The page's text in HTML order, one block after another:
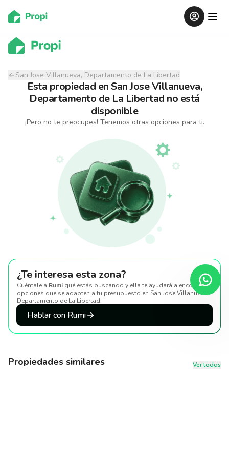
San Jose Villanueva, Departamento de La Libertad
Esta propiedad enSan Jose Villanueva,
Departamento de La Libertad no está
disponible
¡Pero no te preocupes! Tenemos otras opciones para ti.
¿Te interesa esta zona?
Cuéntale a Rumi qué estás buscando y ella te ayudará a encontrar
opciones que se adapten a tu presupuesto en San Jose Villanueva,
Departamento de La Libertad.
Hablar con Rumi
Propiedades similares Ver todos